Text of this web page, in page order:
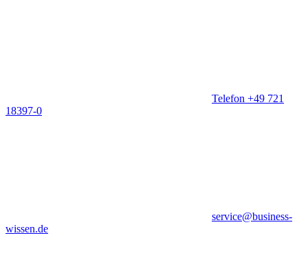
Telefon +49 721
18397-0
service@business-
wissen.de